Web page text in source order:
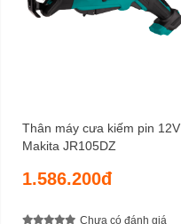
Thân máy cưa kiếm pin 12V
Makita JR105DZ
1.586.200đ
Chưa có đánh giá